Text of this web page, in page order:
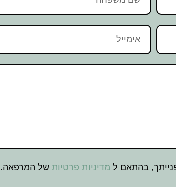
בהתאם ל מדיניות פרטיות של המרפאה.